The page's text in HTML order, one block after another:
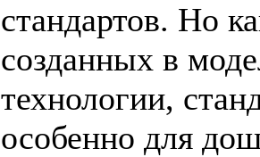
стандартов. Но
созданных в
технологии,
особенно для